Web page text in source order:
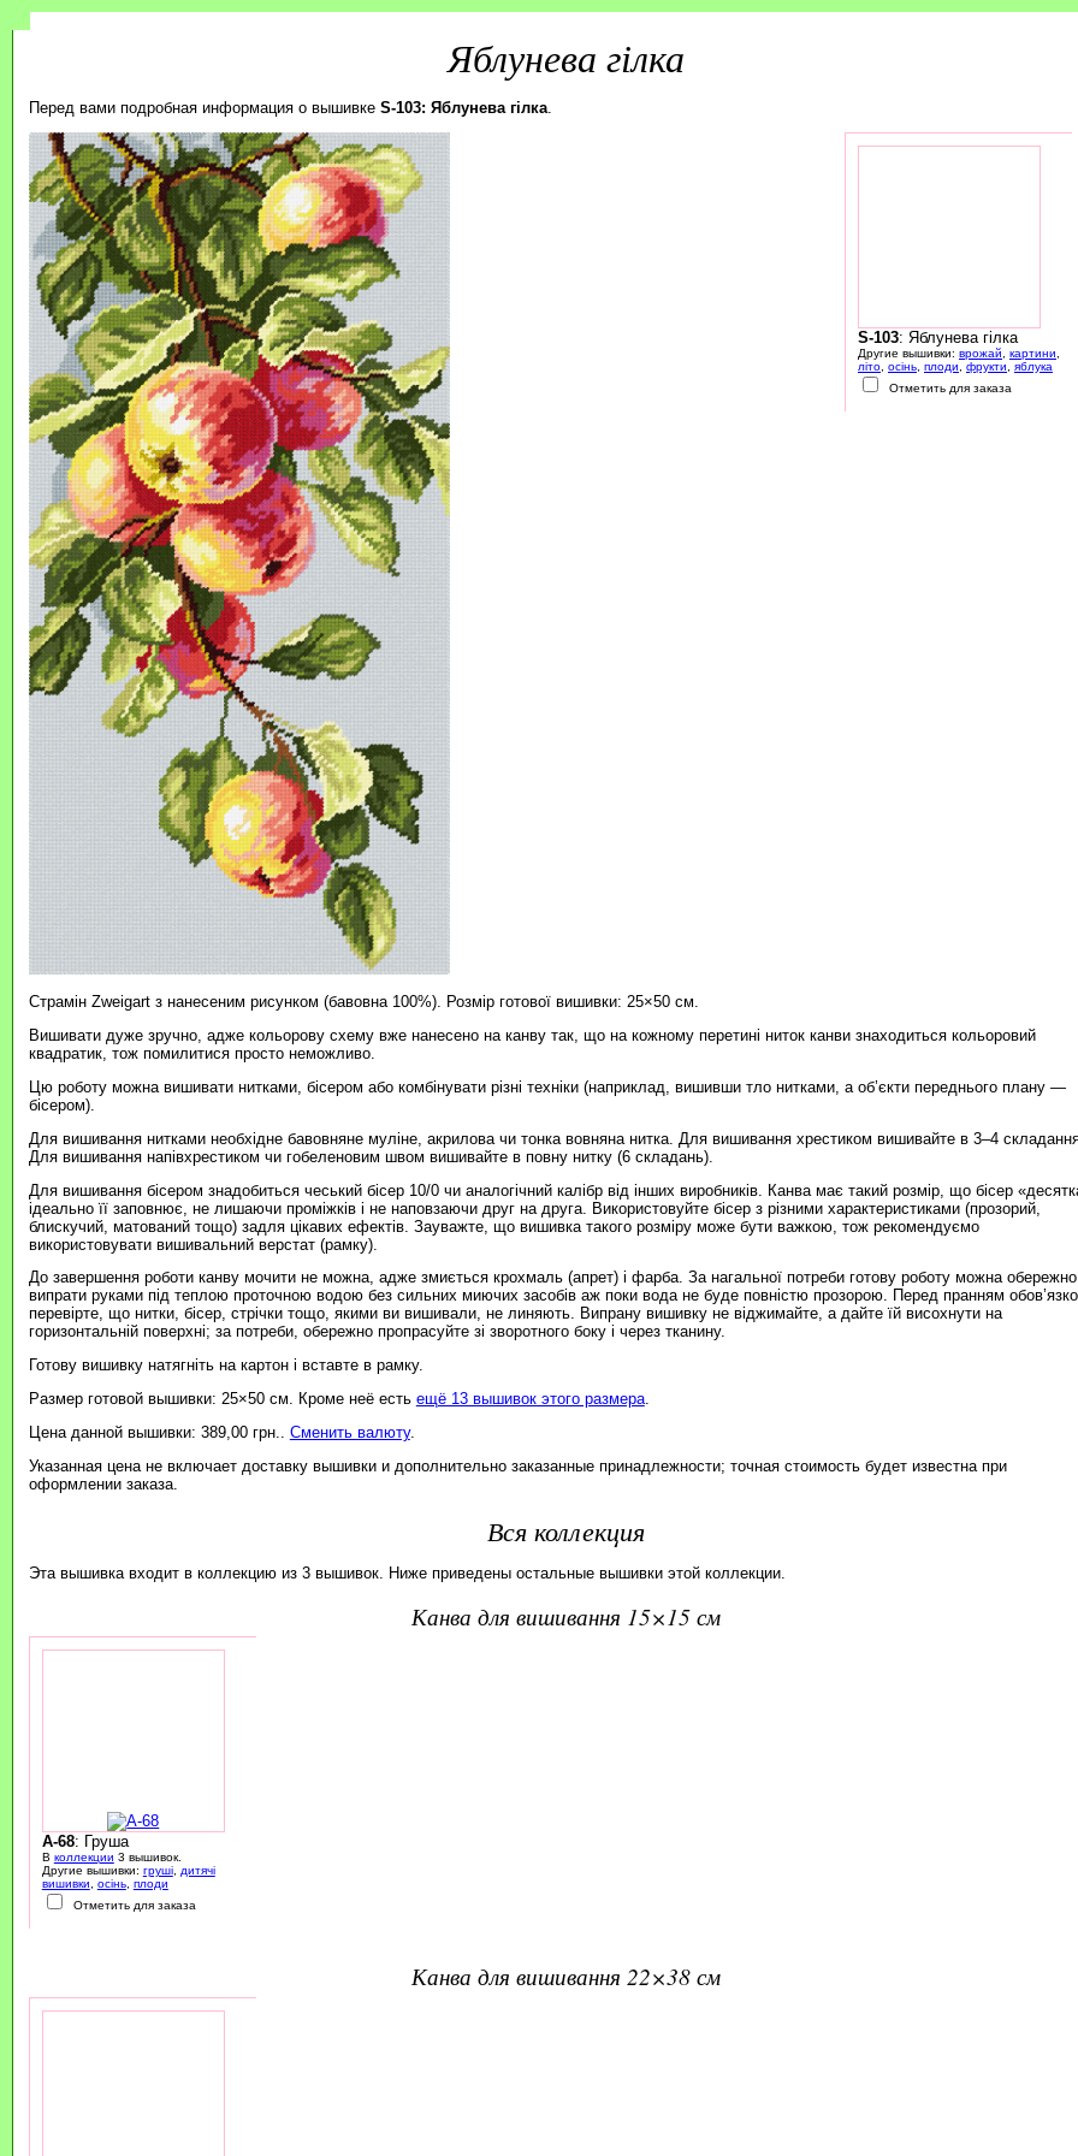
Яблунева гілка
Перед вами подробная информация о вышивке S-103: Яблунева гілка.
S-103: Яблунева гілка
Другие вышивки: врожай картини
літо осінь плоди фрукти
яблука
Отметить для заказа
Страмін Zweigart з нанесеним рисунком (бавовна 100%). Розмір готової вишивки: 25×50 см.
Вишивати дуже зручно, адже кольорову схему вже нанесено на канву так, що на кожному перетині ниток канви знаходиться кольоровий
квадратик, тож помилитися просто неможливо.
Цю роботу можна вишивати нитками, бісером або комбінувати різні техніки (наприклад, вишивши тло нитками, а об’єкти переднього плану —
бісером).
Для вишивання нитками необхідне бавовняне муліне, акрилова чи тонка вовняна нитка. Для вишивання хрестиком вишивайте в 3–4
Для вишивання напівхрестиком чи гобеленовим швом вишивайте в повну нитку (6 складань).
Для вишивання бісером знадобиться чеський бісер 10/0 чи аналогічний калібр від інших виробників. Канва має такий розмір, що бісер
ідеально її заповнює, не лишаючи проміжків і не наповзаючи друг на друга. Використовуйте бісер з різними характеристиками (прозорий,
блискучий, матований тощо) задля цікавих ефектів. Зауважте, що вишивка такого розміру може бути важкою, тож рекомендуємо
використовувати вишивальний верстат (рамку).
До завершення роботи канву мочити не можна, адже змиється крохмаль (апрет) і фарба. За нагальної потреби готову роботу можна обережно
випрати руками під теплою проточною водою без сильних миючих засобів аж поки вода не буде повністю прозорою. Перед пранням
перевірте, що нитки, бісер, стрічки тощо, якими ви вишивали, не линяють. Випрану вишивку не віджимайте, а дайте їй висохнути на
горизонтальній поверхні; за потреби, обережно пропрасуйте зі зворотного боку і через тканину.
Готову вишивку натягніть на картон і вставте в рамку.
Размер готовой вышивки: 25×50 см. Кроме неё есть ещё 13 вышивок этого размера.
Цена данной вышивки: 389,00 грн.. Сменить валюту.
Указанная цена не включает доставку вышивки и дополнительно заказанные принадлежности; точная стоимость будет известна при
оформлении заказа.
Вся коллекция
Эта вышивка входит в коллекцию из 3 вышивок. Ниже приведены остальные вышивки этой коллекции.
канва для вишивання 15×15 см
A-68: Груша
В коллекции 3 вышивок.
Другие вышивки: груші, дитячі
вишивки, осінь, плоди
Отметить для заказа
канва для вишивання 22×38 см